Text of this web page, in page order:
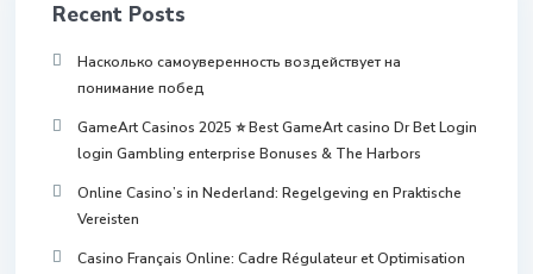
Recent Posts
Насколько самоуверенность воздействует на
понимание побед
GameArt Casinos 2025 ⭐ Best GameArt casino Dr Bet Login
login Gambling enterprise Bonuses & The Harbors
Online Casino’s in Nederland: Regelgeving en Praktische
Vereisten
Casino Français Online: Cadre Régulateur et Optimisation